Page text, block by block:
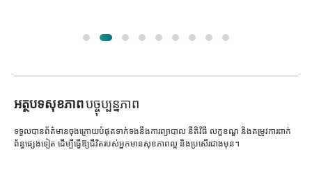
អត្ថបទសុខភាពបច្ចុប្បន្នភាព
ទទួលបានព័ត៌មានចុងក្រោយបំផុតទាក់ទងនឹងការព្យាបាល នីតិវិធី លក្ខខណ្ឌ និងតម្រូវការពាក់
ព័ន្ធផ្សេងទៀត ដើម្បីធ្វើឱ្យជីវិតរបស់អ្នកមានសុខភាពល្អ និងប្រសើរជាងមុន។